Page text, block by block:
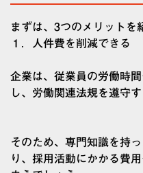
まずは、3つのメリットを
１．人件費を削減できる
企業は、従業員の労働時
し、労働関連法規を遵守
そのため、専門知識を持
り、採用活動にかかる費